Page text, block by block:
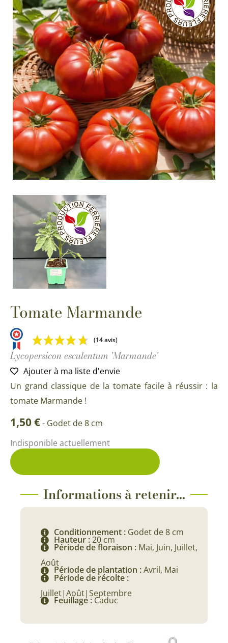
Tomate Marmande
(14 avis)
Lycopersicon esculentum 'Marmande'
Ajouter à ma liste d'envie
Un grand classique de la tomate facile à réussir : la
tomate Marmande !
1,50€- Godet de 8 cm
Indisponible actuellement
Informations à retenir...
Conditionnement : Godet de 8 cm
Hauteur :20 cm
Période de floraison : Mai, Juin, Juillet,
Août
Période de plantation :Avril, Mai
Période de récolte :
Juillet|Août|Septembre
Feuillage : Caduc